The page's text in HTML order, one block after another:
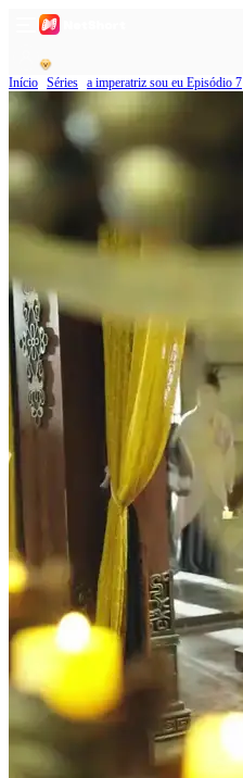
Início Séries a imperatriz sou eu Episódio 7